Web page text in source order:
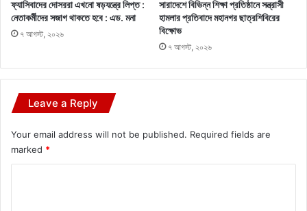
ফ্যাসিবাদের দোসররা এখনো ষড়যন্ত্রে লিপ্ত :
নেতাকর্মীদের সজাগ থাকতে হবে : এড. মনা
৭ আগস্ট, ২০২৬
সারাদেশে বিভিন্ন শিক্ষা প্রতিষ্ঠানে সন্ত্রাসী
হামলার প্রতিবাদে মহানগর ছাত্রশিবিরের
বিক্ষোভ
৭ আগস্ট, ২০২৬
Leave a Reply
Your email address will not be published. Required fields are
marked *